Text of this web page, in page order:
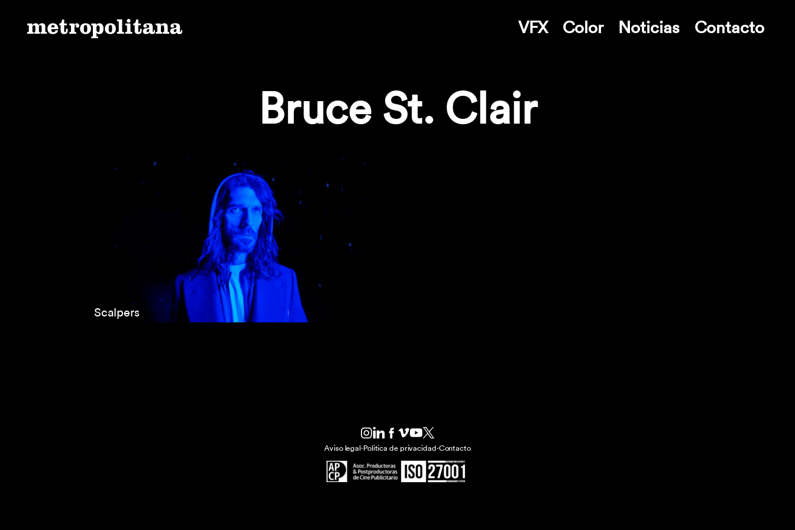
VFX Color Noticias Contacto
Bruce St. Clair
Scalpers
Aviso legal·Politica de privacidad·Contacto